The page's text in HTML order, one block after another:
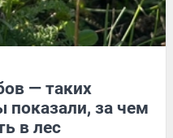
— таких
показали, за чем
в лес